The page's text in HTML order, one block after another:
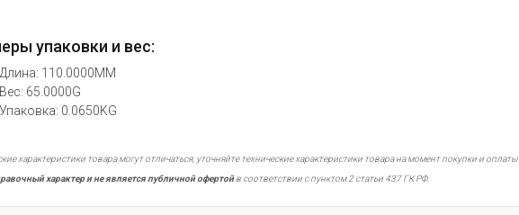
упаковки и вес:
Длина: 110.0000MM
Вес: 65.0000G
Упаковка: 0.0650KG
характеристики товара могут отличаться, уточняйте технические характеристики товара на момент покупки и оплаты.
характер и не является публичной офертойв соответствии с пунктом 2 статьи 437 ГК РФ.